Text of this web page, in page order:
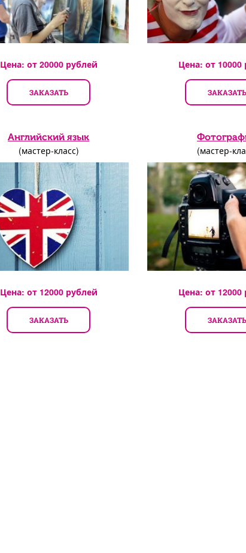
Цена: от 20000рублей
ЗАКАЗАТЬ
Цена: от 10000
ЗАКАЗАТЬ
Английский язык
(мастер-класс)
Цена: от 12000рублей
ЗАКАЗАТЬ
(мастер-
Цена: от 12000
ЗАКАЗАТЬ